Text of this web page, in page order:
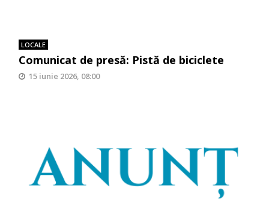
LOCALE
Comunicat de presă: Pistă de biciclete
15 iunie 2026, 08:00